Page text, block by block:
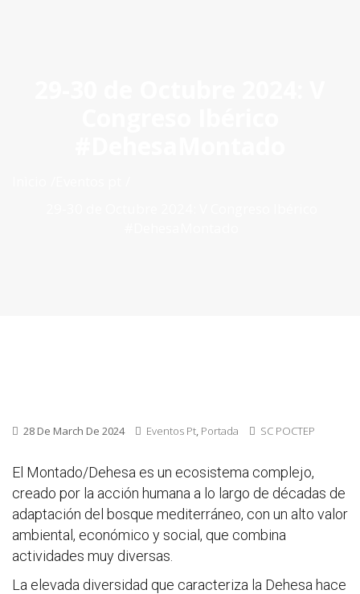
28 De March De 2024 Eventos Pt, Portada SC POCTEP
El Montado/Dehesa es un ecosistema complejo,
creado por la acción humana a lo largo de décadas de
adaptación del bosque mediterráneo, con un alto valor
ambiental, económico y social, que combina
actividades muy diversas.
La elevada diversidad que caracteriza la Dehesa hace